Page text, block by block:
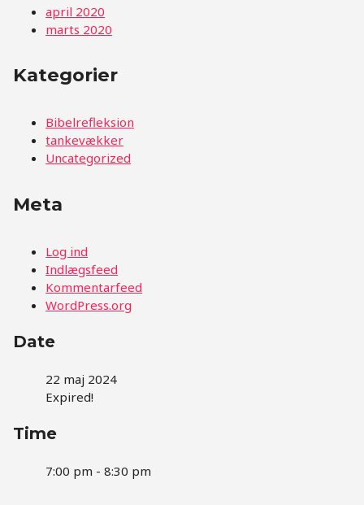
april 2020
marts 2020
Kategorier
Bibelrefleksion
tankevækker
Uncategorized
Meta
Log ind
Indlægsfeed
Kommentarfeed
WordPress.org
Date
22 maj 2024
Expired!
Time
7:00 pm - 8:30 pm